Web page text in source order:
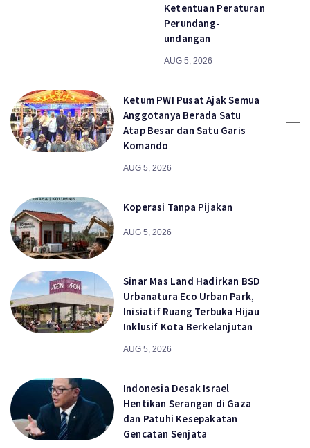
Ketentuan Peraturan
Perundang-
undangan
AUG 5, 2026
Ketum PWI Pusat Ajak Semua
Anggotanya Berada Satu
Atap Besar dan Satu Garis
Komando
AUG 5, 2026
Koperasi Tanpa Pijakan
AUG 5, 2026
Sinar Mas Land Hadirkan BSD
Urbanatura Eco Urban Park,
Inisiatif Ruang Terbuka Hijau
Inklusif Kota Berkelanjutan
AUG 5, 2026
Indonesia Desak Israel
Hentikan Serangan di Gaza
dan Patuhi Kesepakatan
Gencatan Senjata